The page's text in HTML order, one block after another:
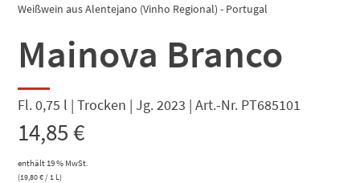
Weißwein aus Alentejano (Vinho Regional) - Portugal
Mainova Branco
Fl. 0,75 l | Trocken | Jg. 2023 | Art.-Nr. PT685101
14,85€
enthält 19 % MwSt.
(19,80€/ 1 L)